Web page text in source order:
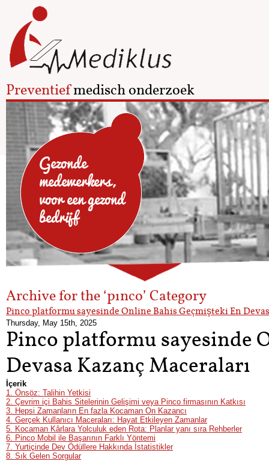
Preventiefmedisch onderzoek
Gezonde
medewerkers,
voor een gezond
bedrijf
Archive for the ‘pınco’ Category
Pinco platformu sayesinde Online Bahis Geçmişteki En
Thursday, May 15th, 2025
Pinco platformu sayesinde
Devasa Kazanç Maceraları
İçerik
1. Önsöz: Talihin Yetkisi
2. Çevrim içi Bahis Sitelerinin Gelişimi veya Pinco firmasının Katkısı
3. Hepsi Zamanların En fazla Kocaman On Kazancı
4. Gerçek Kullanıcı Maceraları: Hayat Etkileyen Zamanlar
5. Kocaman Kârlara Yolculuk eden Rota: Planlar yanı sıra Rehberler
6. Pinco Mobil ile Başarının Farklı Yöntemi
7. Yurtiçinde Dev Ödüllere Hakkında İstatistikler
8. Sık Gelen Sorgular